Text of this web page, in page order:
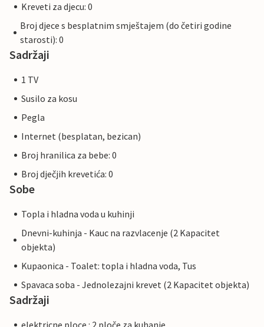
Kreveti za djecu: 0
Broj djece s besplatnim smještajem (do četiri godine
starosti): 0
Sadržaji
1 TV
Susilo za kosu
Pegla
Internet (besplatan, bezican)
Broj hranilica za bebe: 0
Broj dječjih krevetića: 0
Sobe
Topla i hladna voda u kuhinji
Dnevni-kuhinja - Kauc na razvlacenje (2 Kapacitet
objekta)
Kupaonica - Toalet: topla i hladna voda, Tus
Spavaca soba - Jednolezajni krevet (2 Kapacitet objekta)
Sadržaji